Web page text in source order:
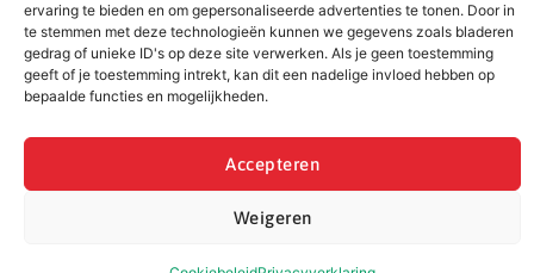
ervaring te bieden en om gepersonaliseerde advertenties te tonen. Door in
te stemmen met deze technologieën kunnen we gegevens zoals bladeren
gedrag of unieke ID's op deze site verwerken. Als je geen toestemming
geeft of je toestemming intrekt, kan dit een nadelige invloed hebben op
bepaalde functies en mogelijkheden.
Accepteren
Weigeren
© 2022 - 2026 BespaarPartner | Alle rechten voorbehouden